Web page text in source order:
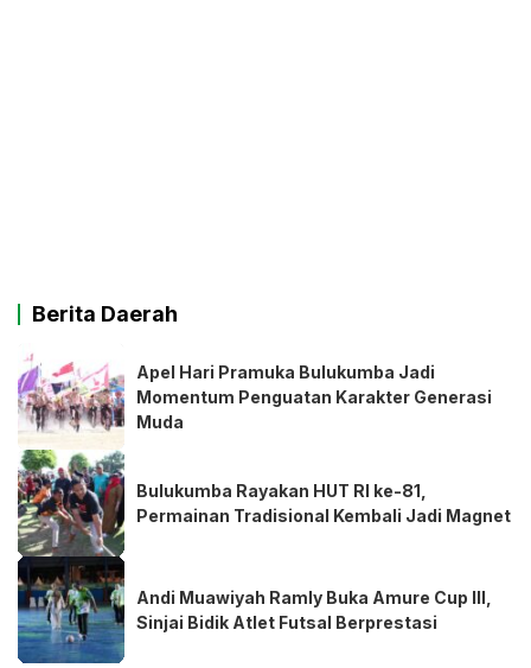
Berita Daerah
Apel Hari Pramuka Bulukumba Jadi
Momentum Penguatan Karakter Generasi
Muda
Bulukumba Rayakan HUT RI ke-81,
Permainan Tradisional Kembali Jadi Magnet
Andi Muawiyah Ramly Buka Amure Cup III,
Sinjai Bidik Atlet Futsal Berprestasi